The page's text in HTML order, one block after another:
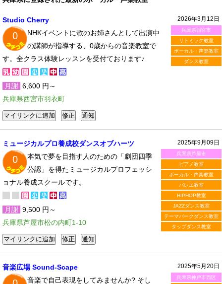
2026年3月12日
兵庫県西宮市
リトミック教室
ボーカル・声楽教室
ダンス教室
Studio Cherry
0
NHKイベントに歌のお姉さんとして出演中
の講師が指導する、0歳からの音楽教室で
す。全クラス体験レッスンを受付ております♪
月謝 6,600 円～
兵庫県西宮市羽衣町
2025年9月09日
兵庫県芦屋市
ピアノ教室
ボーカル・声楽教室
バレエ教室
HIPHOP教室
JAZZダンス教室
テーマパークダンス教室
タップダンス教室
ミュージカルプロ養成校ダンスオブハーツ
0
本気で夢を目指す人のための「劇団四季
公認」を得たミュージカルプロフェッシ
ョナル養成スクールです。
月謝 9,500 円～
兵庫県芦屋市松の内町1-10
2025年5月20日
兵庫県神戸市西区
音楽広場 Sound-Scape
音楽で自己表現をしてみませんか? そし